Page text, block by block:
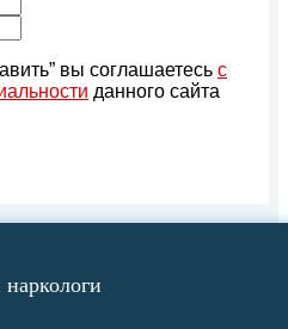
вы соглашаетесь с
данного сайта